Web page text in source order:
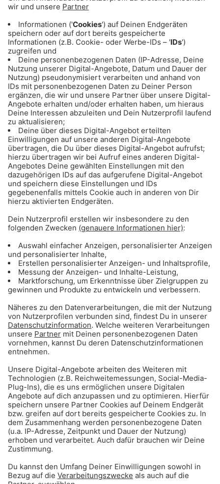
ANZEIGE - Eishockey: Alle Infos & Spiele
ANZEIGE - Basketball: Alle Infos & Spiele
des FC Bayern Basketball
Gong 96.3 - Mediadaten
ANZEIGE - Sichere dir Tagestickets für
den Triassic Park auf der Steinplatte